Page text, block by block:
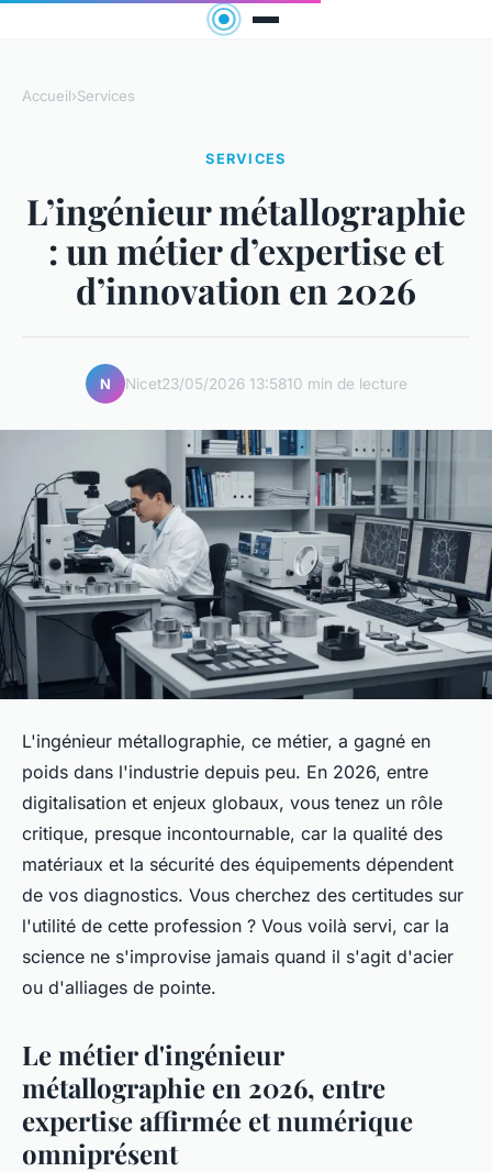
Accueil›Services
SERVICES
L’ingénieur métallographie
: un métier d’expertise et
d’innovation en 2026
N Nicet23/05/2026 13:5810 min de lecture
L'ingénieur métallographie, ce métier, a gagné en
poids dans l'industrie depuis peu. En 2026, entre
digitalisation et enjeux globaux, vous tenez un rôle
critique, presque incontournable, car la qualité des
matériaux et la sécurité des équipements dépendent
de vos diagnostics. Vous cherchez des certitudes sur
l'utilité de cette profession ? Vous voilà servi, car la
science ne s'improvise jamais quand il s'agit d'acier
ou d'alliages de pointe.
Le métier d'ingénieur
métallographie en 2026, entre
expertise affirmée et numérique
omniprésent